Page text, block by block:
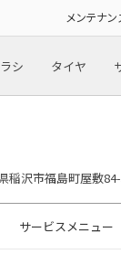
メンテナ
シ タイヤ
稲沢市福島町屋敷
サービスメニュー